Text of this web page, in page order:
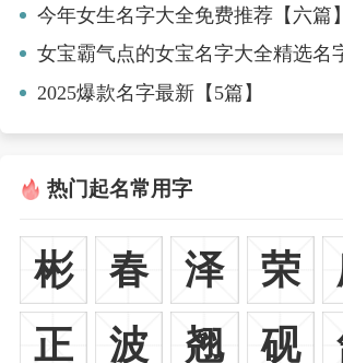
今年女生名字大全免费推荐【六篇】
女宝霸气点的女宝名字大全精选名字【三篇
2025爆款名字最新【5篇】
热门起名常用字
彬 春 泽 荣
正
波 翘 砚